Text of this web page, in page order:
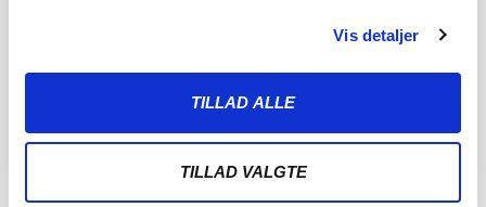
Vis detaljer
TILLAD ALLE
TILLAD VALGTE